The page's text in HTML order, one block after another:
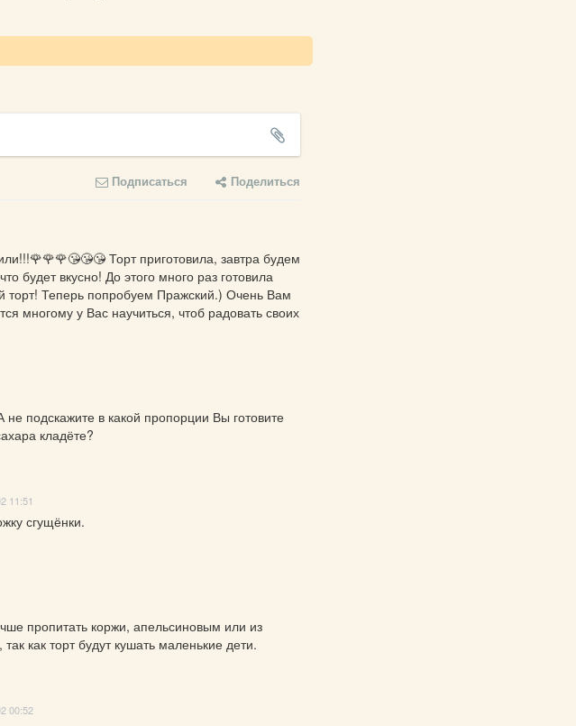
Подписаться Поделиться
Торт приготовила, завтра будем
будет вкусно! До этого много раз готовила
торт! Теперь попробуем Пражский.) Очень Вам
многому у Вас научиться, чтоб радовать своих
подскажите в какой пропорции Вы готовите
кладёте?
11:51
сгущёнки.
пропитать коржи, апельсиновым или из
как торт будут кушать маленькие дети.
00:52